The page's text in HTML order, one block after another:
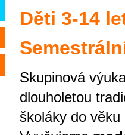
Děti 3-14
Skupinová
dlouholetou
školáky do věku